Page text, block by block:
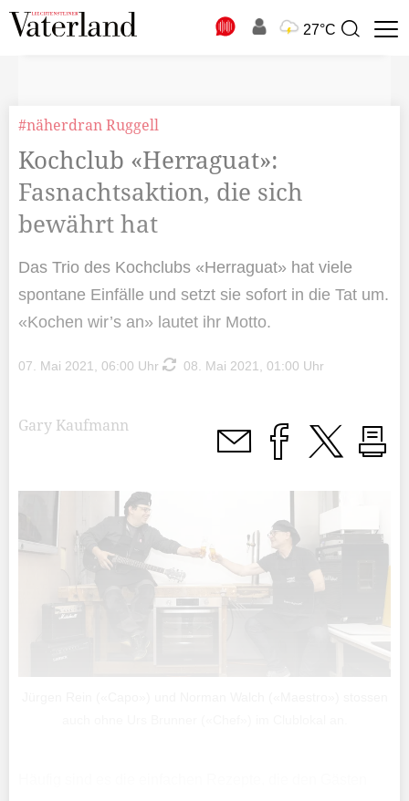
27°C
Suchbegriff
#näherdran Ruggell
Kochclub «Herraguat»:
Fasnachtsaktion, die sich
bewährt hat
Das Trio des Kochclubs «Herraguat» hat viele
spontane Einfälle und setzt sie sofort in die Tat um.
«Kochen wir’s an» lautet ihr Motto.
07. Mai 2021, 06:00 Uhr 08. Mai 2021, 01:00 Uhr
Gary Kaufmann